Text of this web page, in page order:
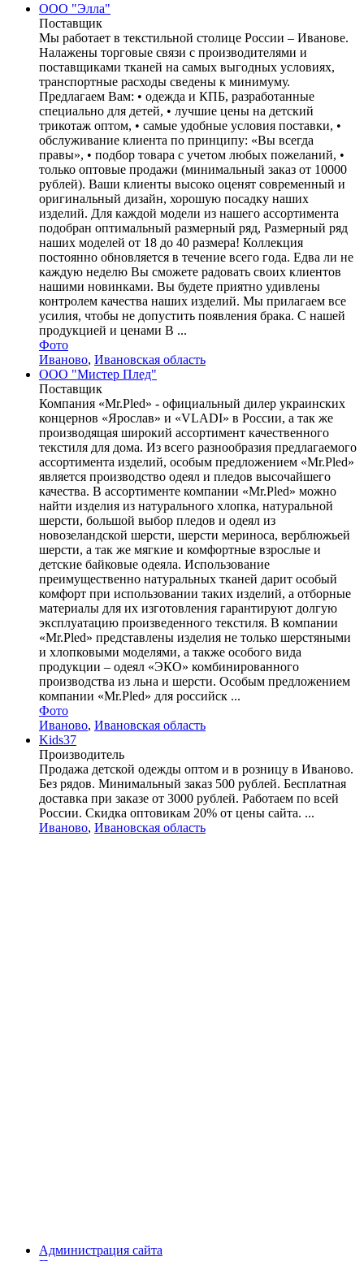
ООО "Элла"
Поставщик
Мы работает в текстильной столице России – Иванове.
Налажены торговые связи с производителями и
поставщиками тканей на самых выгодных условиях,
транспортные расходы сведены к минимуму.
Предлагаем Вам: • одежда и КПБ, разработанные
специально для детей, • лучшие цены на детский
трикотаж оптом, • самые удобные условия поставки, •
обслуживание клиента по принципу: «Вы всегда
правы», • подбор товара с учетом любых пожеланий, •
только оптовые продажи (минимальный заказ от 10000
рублей). Ваши клиенты высоко оценят современный и
оригинальный дизайн, хорошую посадку наших
изделий. Для каждой модели из нашего ассортимента
подобран оптимальный размерный ряд, Размерный ряд
наших моделей от 18 до 40 размера! Коллекция
постоянно обновляется в течение всего года. Едва ли не
каждую неделю Вы сможете радовать своих клиентов
нашими новинками. Вы будете приятно удивлены
контролем качества наших изделий. Мы прилагаем все
усилия, чтобы не допустить появления брака. С нашей
продукцией и ценами В ...
Фото
Иваново, Ивановская область
ООО "Мистер Плед"
Поставщик
Компания «Mr.Pled» - официальный дилер украинских
концернов «Ярослав» и «VLADI» в России, а так же
производящая широкий ассортимент качественного
текстиля для дома. Из всего разнообразия предлагаемого
ассортимента изделий, особым предложением «Mr.Pled»
является производство одеял и пледов высочайшего
качества. В ассортименте компании «Mr.Pled» можно
найти изделия из натурального хлопка, натуральной
шерсти, большой выбор пледов и одеял из
новозеландской шерсти, шерсти мериноса, верблюжьей
шерсти, а так же мягкие и комфортные взрослые и
детские байковые одеяла. Использование
преимущественно натуральных тканей дарит особый
комфорт при использовании таких изделий, а отборные
материалы для их изготовления гарантируют долгую
эксплуатацию произведенного текстиля. В компании
«Mr.Pled» представлены изделия не только шерстяными
и хлопковыми моделями, а также особого вида
продукции – одеял «ЭКО» комбинированного
производства из льна и шерсти. Особым предложением
компании «Mr.Pled» для российск ...
Фото
Иваново, Ивановская область
Kids37
Производитель
Продажа детской одежды оптом и в розницу в Иваново.
Без рядов. Минимальный заказ 500 рублей. Бесплатная
доставка при заказе от 3000 рублей. Работаем по всей
России. Скидка оптовикам 20% от цены сайта. ...
Иваново, Ивановская область
Администрация сайта